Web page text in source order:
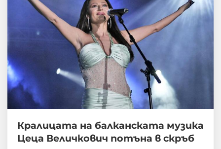
Кралицата на балканската музика
Цеца Величкович потъна в скръб